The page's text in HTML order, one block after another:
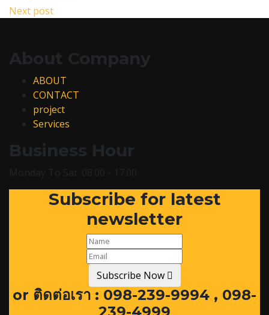
Next post
About Company
ABOUT
CONTACT
project
Services
Business Hour
Monday To Sat. 08.00 - 17.00
Subscribe for latest
newsletter
Subscribe Now
or ติดต่อเรา : 098-239-9994 , 098-